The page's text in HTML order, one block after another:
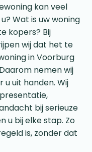
kan veel
Wat is uw woning
kopers? Bij
wij dat het te
in Voorburg
nemen wij
uit handen. Wij
bij serieuze
u bij elke stap. Zo
is, zonder dat